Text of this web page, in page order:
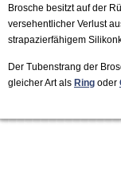
Brosche besitzt auf der
versehentlicher Verlust
strapazierfähigem
Der Tubenstrang der
gleicher Art als Ringoder